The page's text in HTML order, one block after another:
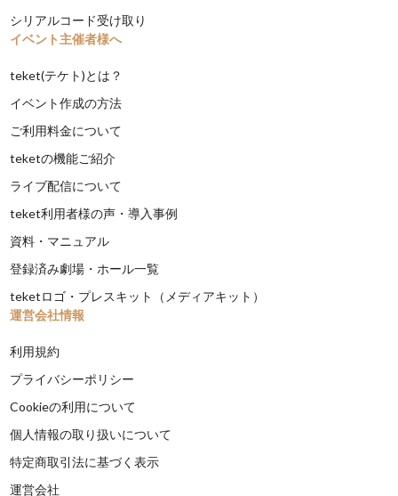
シリアルコード受け取り
イベント主催者様へ
teket(テケト)とは？
イベント作成の方法
ご利用料金について
teketの機能ご紹介
ライブ配信について
teket利用者様の声・導入事例
資料・マニュアル
登録済み劇場・ホール一覧
teketロゴ・プレスキット（メディアキット）
運営会社情報
利用規約
プライバシーポリシー
Cookieの利用について
個人情報の取り扱いについて
特定商取引法に基づく表示
運営会社